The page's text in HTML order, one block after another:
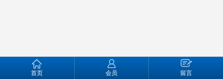
首页 会员 留言